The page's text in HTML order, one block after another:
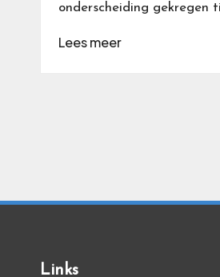
onderscheiding gekregen
Lees meer
Links